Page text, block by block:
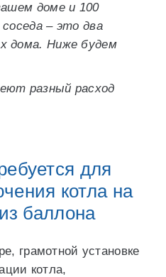
доме и 100
– это два
дома. Ниже будем
разный расход
для
котла на
баллона
грамотной установке
котла,